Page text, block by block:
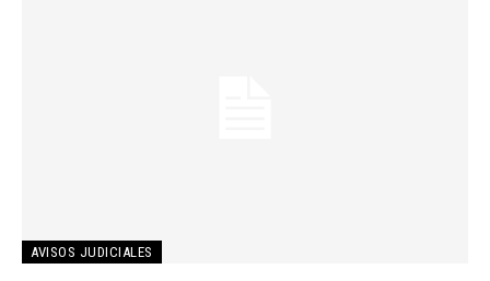
AVISOS JUDICIALES